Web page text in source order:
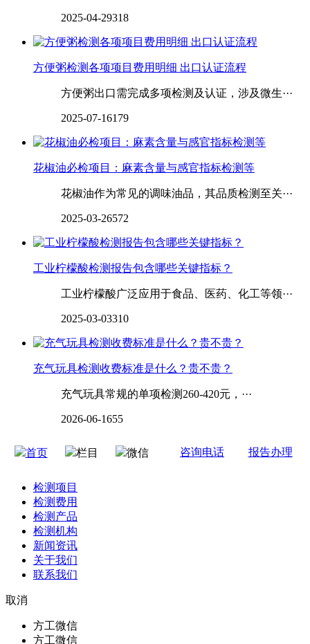
2025-04-29318
方便粥检测各项项目费用明细 出口认证流程
方便粥出口需完成多项检测及认证，涉及微生···
2025-07-16179
花椒油必检项目：麻素含量与感官指标检测等
花椒油作为常见的调味油品，其品质检测至关···
2025-03-26572
工业柠檬酸检测报告包含哪些关键指标？
工业柠檬酸广泛应用于食品、医药、化工等领···
2025-03-03310
充气玩具检测收费标准是什么？贵不贵？
充气玩具常规的单项检测260-420元，···
2026-06-1655
首页 栏目 微信 咨询电话 报告办理
检测项目
检测费用
检测产品
检测机构
新闻资讯
关于我们
联系我们
取消
方工微信
方工微信